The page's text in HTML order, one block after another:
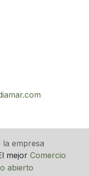
empresa
mejorComercio
abierto